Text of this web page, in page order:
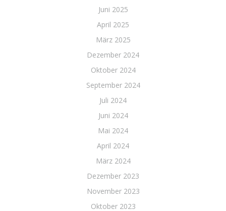
Juni 2025
April 2025
März 2025
Dezember 2024
Oktober 2024
September 2024
Juli 2024
Juni 2024
Mai 2024
April 2024
März 2024
Dezember 2023
November 2023
Oktober 2023